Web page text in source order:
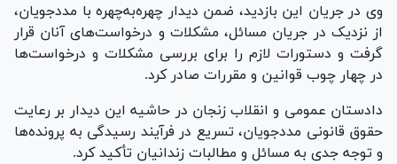
وی در جریان این بازدید، ضمن دیدار چهره‌به‌چهره با مددجویان،
از نزدیک در جریان مسائل، مشکلات و درخواست‌های آنان قرار
گرفت و دستورات لازم را برای بررسی مشکلات و درخواست‌ها
در چهار چوب قوانین و مقررات صادر کرد.
دادستان عمومی و انقلاب زنجان در حاشیه این دیدار بر رعایت
حقوق قانونی مددجویان، تسریع در فرآیند رسیدگی به پرونده‌ها
و توجه جدی به مسائل و مطالبات زندانیان تأکید کرد.